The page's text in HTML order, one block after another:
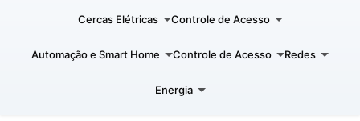
Cercas Elétricas Controle de Acesso
Automação e Smart Home Controle de Acesso Redes
Energia